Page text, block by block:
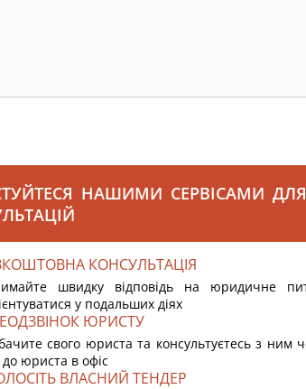
НАШИМИ СЕРВІСАМИ
КОНСУЛЬТАЦІЯ
швидку відповідь на юридичне
у подальших діях
ЮРИСТУ
свого юриста та консультуєтесь з
юриста в офіс
ВЛАСНИЙ ТЕНДЕР